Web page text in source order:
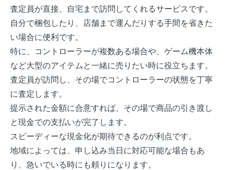
査定員が直接、自宅まで訪問してくれるサービスです。
自分で梱包したり、店舗まで運んだりする手間を省きた
い場合に便利です。
特に、コントローラーが複数ある場合や、ゲーム機本体
など大型のアイテムと一緒に売りたい時に役立ちます。
査定員が訪問し、その場でコントローラーの状態を丁寧
に査定します。
提示された金額に合意すれば、その場で商品の引き渡し
と現金での支払いが完了します。
スピーディーな現金化が期待できるのが利点です。
地域によっては、申し込み当日に対応可能な場合もあ
り、急いでいる時にも頼りになります。